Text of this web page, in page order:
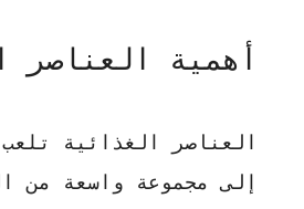
أهمية العناصر
العناصر الغذائية
إلى مجموعة واسعة من